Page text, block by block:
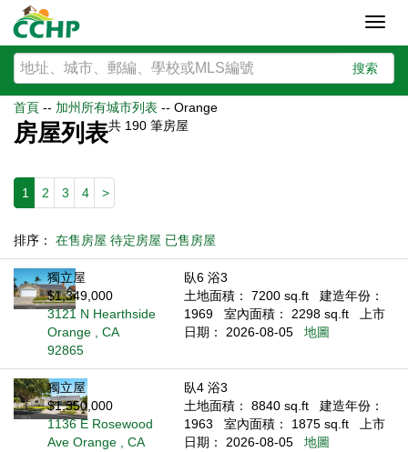
搜索
首頁 -- 加州所有城市列表 -- Orange
房屋列表共 190 筆房屋
1 2 3 4 >
排序： 在售房屋 待定房屋 已售房屋
獨立屋
$1,349,000
3121 N Hearthside
Orange , CA
92865
臥6 浴3
土地面積： 7200 sq.ft
建造年份：
1969
室內面積： 2298 sq.ft
上市
日期： 2026-08-05
地圖
獨立屋
$1,350,000
1136 E Rosewood
Ave Orange , CA
臥4 浴3
土地面積： 8840 sq.ft
建造年份：
1963
室內面積： 1875 sq.ft
上市
日期： 2026-08-05
地圖